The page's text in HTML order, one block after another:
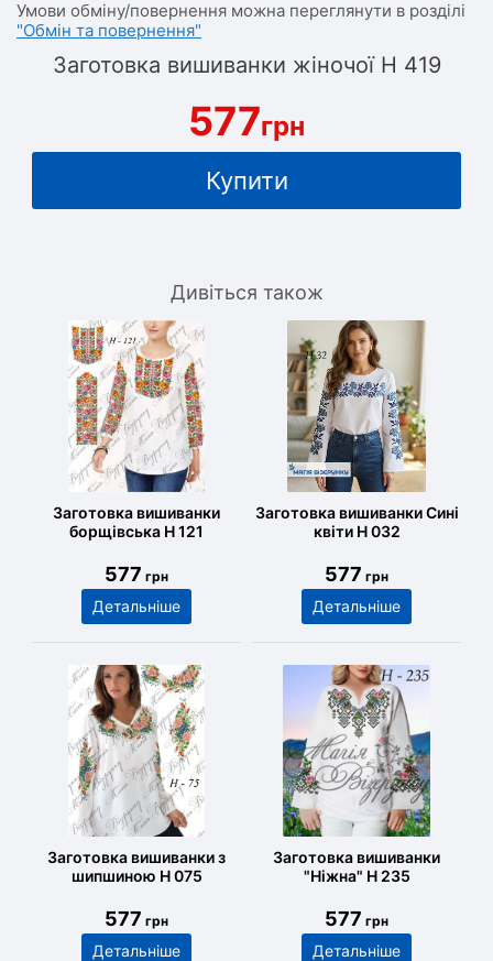
Умови обміну/повернення можна переглянути в розділі
"Обмін та повернення"
Заготовка вишиванки жіночої Н 419
577грн
Купити
Дивіться також
Заготовка вишиванки
борщівська Н 121
577 грн
Детальніше
Заготовка вишиванки Сині
квіти Н 032
577 грн
Детальніше
Заготовка вишиванки з
шипшиною Н 075
577 грн
Детальніше
Заготовка вишиванки
"Ніжна" Н 235
577 грн
Детальніше